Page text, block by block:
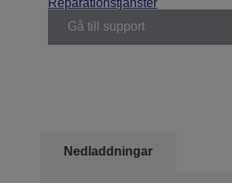
Gå till support
Nedladdningar